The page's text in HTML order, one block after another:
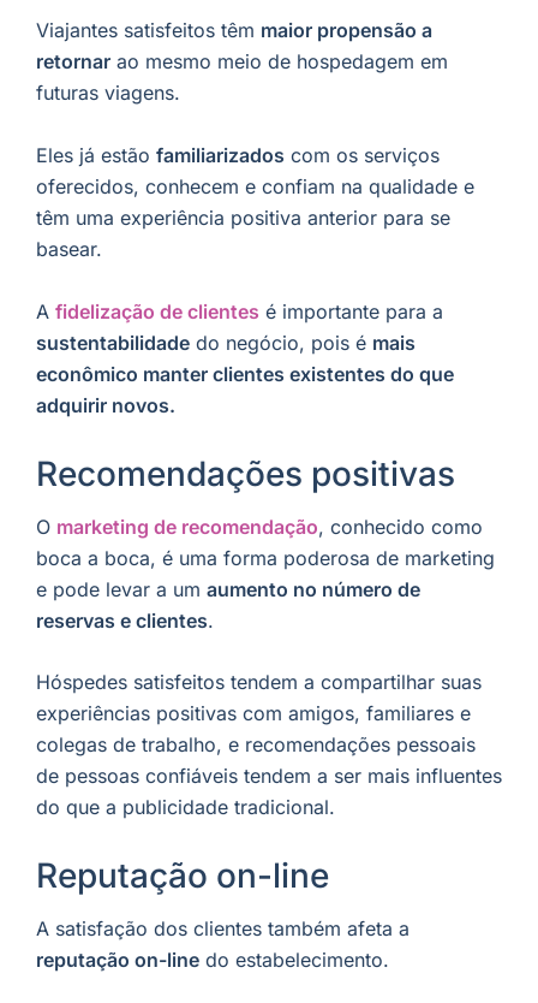
Viajantes satisfeitos têm maior propensão a
retornar ao mesmo meio de hospedagem em
futuras viagens.
Eles já estão familiarizados com os serviços
oferecidos, conhecem e confiam na qualidade e
têm uma experiência positiva anterior para se
basear.
A fidelização de clientes é importante para a
sustentabilidade do negócio, pois é mais
econômico manter clientes existentes do que
adquirir novos.
Recomendações positivas
O marketing de recomendação, conhecido como
boca a boca, é uma forma poderosa de marketing
e pode levar a um aumento no número de
reservas e clientes.
Hóspedes satisfeitos tendem a compartilhar suas
experiências positivas com amigos, familiares e
colegas de trabalho, e recomendações pessoais
de pessoas confiáveis ​​tendem a ser mais influentes
do que a publicidade tradicional.
Reputação on-line
A satisfação dos clientes também afeta a
reputação on-line do estabelecimento.